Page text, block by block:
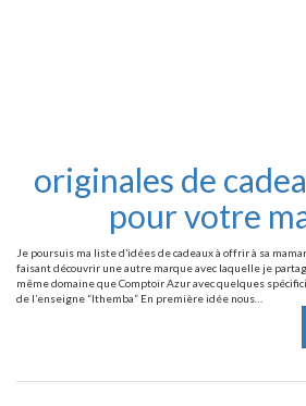
originales de
pour votre
Je poursuis ma liste d’idées de cadeaux à offrir à sa
faisant découvrir une autre marque avec laquelle je
même domaine que Comptoir Azur avec quelques
de l’enseigne “Ithemba” En première idée nous…